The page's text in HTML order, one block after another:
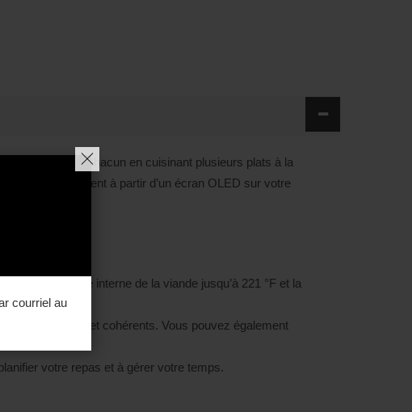
courriel au
de chacun en cuisinant plusieurs plats à la
directement à partir d’un écran OLED sur votre
la température interne de la viande jusqu’à 221 °F et la
parfaits et cohérents. Vous pouvez également
votre repas et à gérer votre temps.